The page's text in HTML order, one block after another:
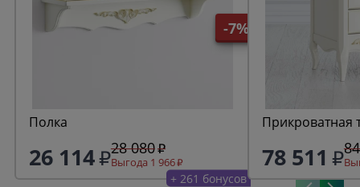
-7%
Полка
26 114 28 080
Выгода 1 966
+ 261 бонусов
Прикроватная
78 511